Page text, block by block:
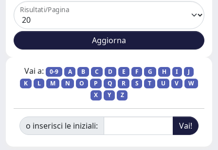
Risultati/Pagina
Vai a: 0-9 A B C D E F G H I
J
K
L M N O P Q R S T U V
W
X
Y Z
o inserisci le iniziali: